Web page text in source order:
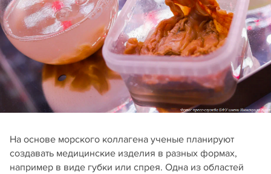
На основе морского коллагена ученые планируют
создавать медицинские изделия в разных формах,
например в виде губки или спрея. Одна из областей